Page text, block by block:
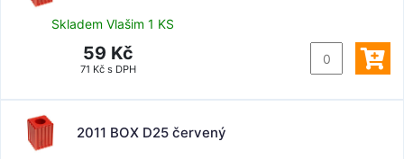
Skladem Vlašim 1 KS
59 Kč
71 Kč s DPH
2011 BOX D25 červený